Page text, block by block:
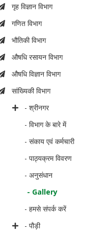
गृह विज्ञान विभाग
गणित विभाग
भौतिकी विभाग
औषधि रसायन विभाग
औषधि विज्ञान विभाग
सांख्यिकी विभाग
- श्रीनगर
- विभाग के बारे में
- संकाय एवं कर्मचारी
- पाठ्यक्रम विवरण
- अनुसंधान
- Gallery
- हमसे संपर्क करें
- पौड़ी